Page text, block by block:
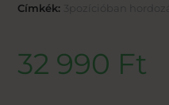
Címkék:
32 990 Ft